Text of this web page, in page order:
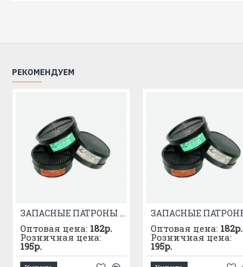
РЕКОМЕНДУЕМ
ЗАПАСНЫЕ ПАТРОНЫ К РПГ-67 МАРКИ "А"
Оптовая цена: 182р.
Розничная цена:
195р.
Оптовая цена: 182р.
Розничная цена:
195р.